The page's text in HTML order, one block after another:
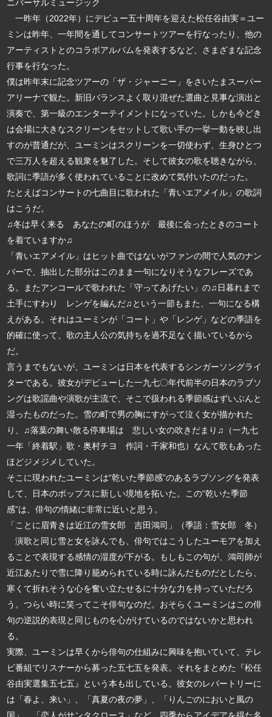
ニバーサルミュージック
一昨年（2022年）にデビュー五十周年を迎えた松任谷由実＝ユー
ミンは昨年、一年間を通してコンサートツアーを行なったり、他の
アーティストとのコラボアルバムを発表するなど、さまざまな記念
行事を行なった。
僕は昨年末に記念ツアーの「ザ・ジャーニー」をさいたまスーパー
アリーナで観た。新旧バランスよく取り混ぜた選曲と見事な演出と
演奏で、第一級のエンターテイメントになっていた。しかも今どき
は会場に大きなスクリーンをセットして歌い手の一挙一動を映し出
すのが普通だが、ユーミンはスクリーンを一切使わず、生身ひとつ
で三万人を超える観衆を魅了した。そして彼女の歌を聴きながら、
歌詞に季語が多く使われていることに改めて気付いたのだった。
たとえばコンサートの七曲目に歌われた「青いエアメイル」の歌詞
はこうだ。
♫冬は早く来る あなたの町のほうが 最後に会ったときのコート
を着ていますか♫
「青いエアメイル」はヒット曲ではないがファンの間で人気のナン
バーで、抽出した部分はこのまま一句になりそうなフレーズであ
る。またアンコールで歌われた「守ってあげたい」の♫日暮れまで
土手にすわり レンゲを編んだ♫という一節もまた、一句になる構
えがある。それはユーミンが「コート」や「レンゲ」などの季語を
的確に使って、歌の主人公の気持ちを過不足なく描いているから
だ。
言うまでもないが、ユーミンは日本を代表するシンガーソングライ
ターである。彼女がデビューした一九七〇年代前半の日本のラブソ
ングは歌謡曲や演歌が主流で、そこで扱われる季節感はずいぶんと
湿ったものだった。雪の町で男の胸にすがって泣く女が描かれた
り、♫落葉の舞い散る停車場は 悲しい女の吹きだまり♫（一九七
一年「終着駅」歌・奥村チヨ 作詞・千家和也）なんて歌もあった
ほどジメジメしていた。
そこに現われたユーミンは“乾いた季節感”のあるラブソングを発表
して、日本のポップスに新しい境地を拓いた。この“乾いた季節
感”は、俳句の情緒に非常に近いと思う。
「ことに眉青きは近江の雪女郎 吉田鴻司」（季語：雪女郎 冬）
演歌と同じ雪と女を詠んでも、俳句ではこうしたユーモアを加え
ることで表現する感情の湿度が下がる。もしもこの句が、鴻司師が
近江あたりで雪に降り籠められている時に詠んだものだとしたら、
寒くて折れそうな心を奮い立たせるに十分な力を持っていただろ
う。つらい時に笑ってこそ俳句なのだ。おそらくユーミンはこの俳
句の逆説的表現と同じものを心がけているのではないかと思われ
る。
実際、ユーミンは早くから俳句の仕組みに興味を抱いていて、テレ
ビ番組でリスナーから募った五七五を発表。それをまとめた『松任
谷由実選集五七五』という本も出している。彼女のレパートリーに
は「春よ、来い」、「真夏の夜の夢」、「りんごのにおいと風の
国」、「恋人がサンタクロース」など、四季からアイデアを得た名